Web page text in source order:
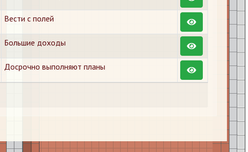
Вести с полей
Большие доходы
Досрочно выполняют планы